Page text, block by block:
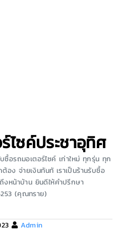
ไซค์ประชาอุทิศ
อรถมอเตอร์ไซค์ เก่าใหม่ ทุกรุ่น ทุก
ง จ่ายเงินทันทั เราเป็นร้านรับซื้อ
งหน้าบ้าน ยินดีให้คำปรึกษา
(คุณทราย)
Admin